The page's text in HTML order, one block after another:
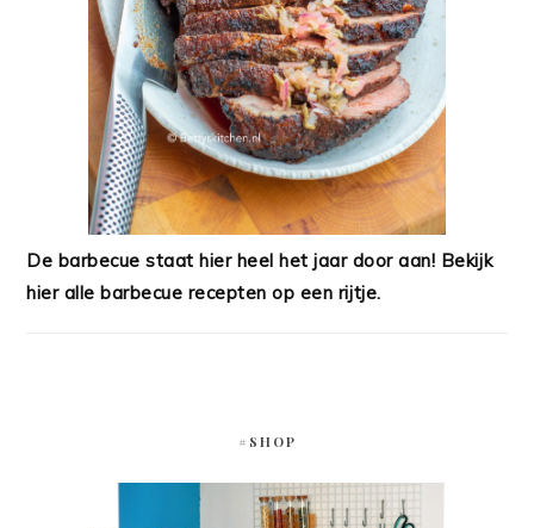
De barbecue staat hier heel het jaar door aan! Bekijk
hier alle barbecue recepten op een rijtje.
#SHOP